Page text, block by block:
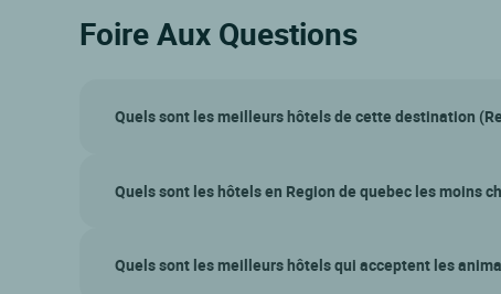
Foire Aux Questions
Quels sont les meilleurs hôtels de cette destination
Quels sont les hôtels en Region de quebec les moins
Quels sont les meilleurs hôtels qui acceptent les